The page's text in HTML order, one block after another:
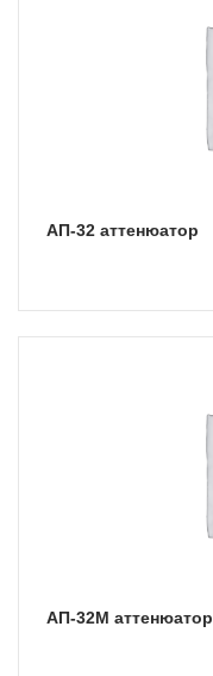
АП-32 аттенюатор
АП-32М аттенюатор